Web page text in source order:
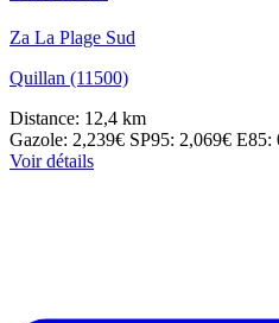
Za La Plage Sud
Quillan (11500)
Distance: 12,4 km
Gazole: 2,239€ SP95: 2,069€ E85:
Voir détails